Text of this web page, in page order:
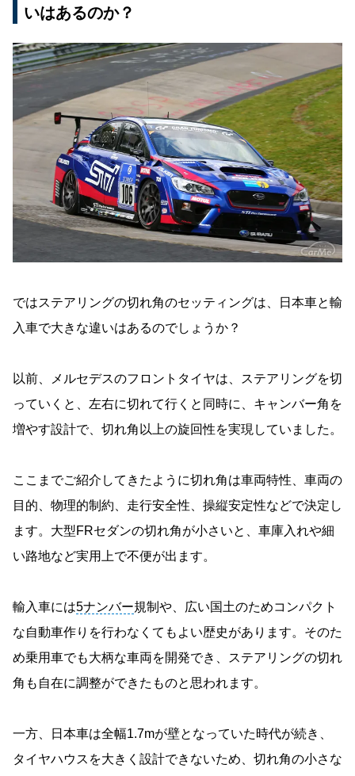
いはあるのか？
ではステアリングの切れ角のセッティングは、日本車と輸
入車で大きな違いはあるのでしょうか？
以前、メルセデスのフロントタイヤは、ステアリングを切
っていくと、左右に切れて行くと同時に、キャンバー角を
増やす設計で、切れ角以上の旋回性を実現していました。
ここまでご紹介してきたように切れ角は車両特性、車両の
目的、物理的制約、走行安全性、操縦安定性などで決定し
ます。大型FRセダンの切れ角が小さいと、車庫入れや細
い路地など実用上で不便が出ます。
輸入車には5ナンバー規制や、広い国土のためコンパクト
な自動車作りを行わなくてもよい歴史があります。そのた
め乗用車でも大柄な車両を開発でき、ステアリングの切れ
角も自在に調整ができたものと思われます。
一方、日本車は全幅1.7mが壁となっていた時代が続き、
タイヤハウスを大きく設計できないため、切れ角の小さな